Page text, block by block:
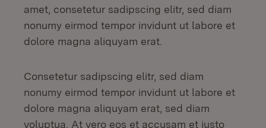
amet, consetetur sadipscing elitr, sed diam
nonumy eirmod tempor invidunt ut labore et
dolore magna aliquyam erat.
Consetetur sadipscing elitr, sed diam
nonumy eirmod tempor invidunt ut labore et
dolore magna aliquyam erat, sed diam
voluptua. At vero eos et accusam et justo